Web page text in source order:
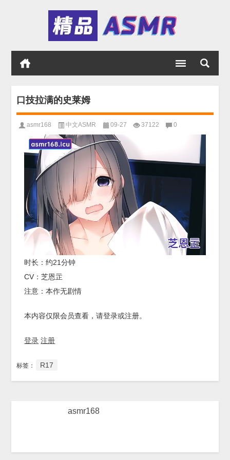
口技拉满的史莱姆
asmr168 中文ASMR 09-27 37122 0
时长：约21分钟
CV：芝恩㱏
注意：本作无剧情
本内容仅限会员查看，请登录或注册。
登录 注册
标签： R17
asmr168